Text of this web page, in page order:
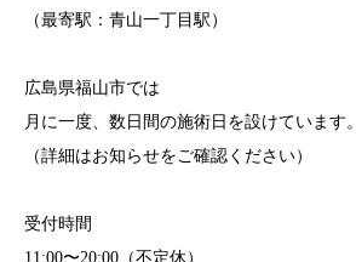
（最寄駅：青山一丁目駅）
広島県福山市では
月に一度、数日間の施術日を設けています。
（詳細はお知らせをご確認ください）
受付時間
11:00〜20:00（不定休）